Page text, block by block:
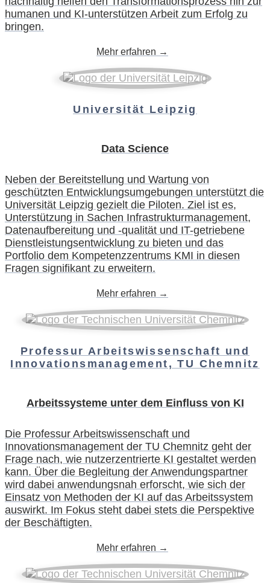
humanen und KI-unterstützen Arbeit zum Erfolg zu
bringen.
Mehr erfahren →
Universität Leipzig
Data Science
Neben der Bereitstellung und Wartung von
geschützten Entwicklungsumgebungen unterstützt die
Universität Leipzig gezielt die Piloten. Ziel ist es,
Unterstützung in Sachen Infrastrukturmanagement,
Datenaufbereitung und -qualität und IT-getriebene
Dienstleistungsentwicklung zu bieten und das
Portfolio dem Kompetenzzentrums KMI in diesen
Fragen signifikant zu erweitern.
Mehr erfahren →
Professur Arbeitswissenschaft und
Innovationsmanagement, TU Chemnitz
Arbeitssysteme unter dem Einfluss von KI
Die Professur Arbeitswissenschaft und
Innovationsmanagement der TU Chemnitz geht der
Frage nach, wie nutzerzentrierte KI gestaltet werden
kann. Über die Begleitung der Anwendungspartner
wird dabei anwendungsnah erforscht, wie sich der
Einsatz von Methoden der KI auf das Arbeitssystem
auswirkt. Im Fokus steht dabei stets die Perspektive
der Beschäftigten.
Mehr erfahren →